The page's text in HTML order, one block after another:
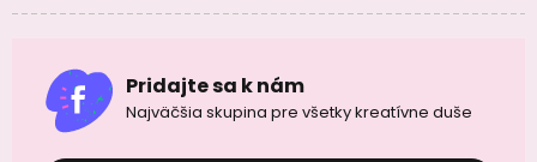
Pridajte sa k nám
Najväčšia skupina pre všetky kreatívne duše